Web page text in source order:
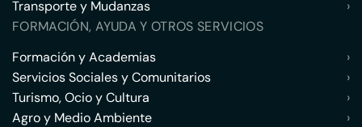
Transporte y Mudanzas
›
FORMACIÓN, AYUDA Y OTROS SERVICIOS
Formación y Academias
›
Servicios Sociales y Comunitarios
›
Turismo, Ocio y Cultura
›
Agro y Medio Ambiente
›